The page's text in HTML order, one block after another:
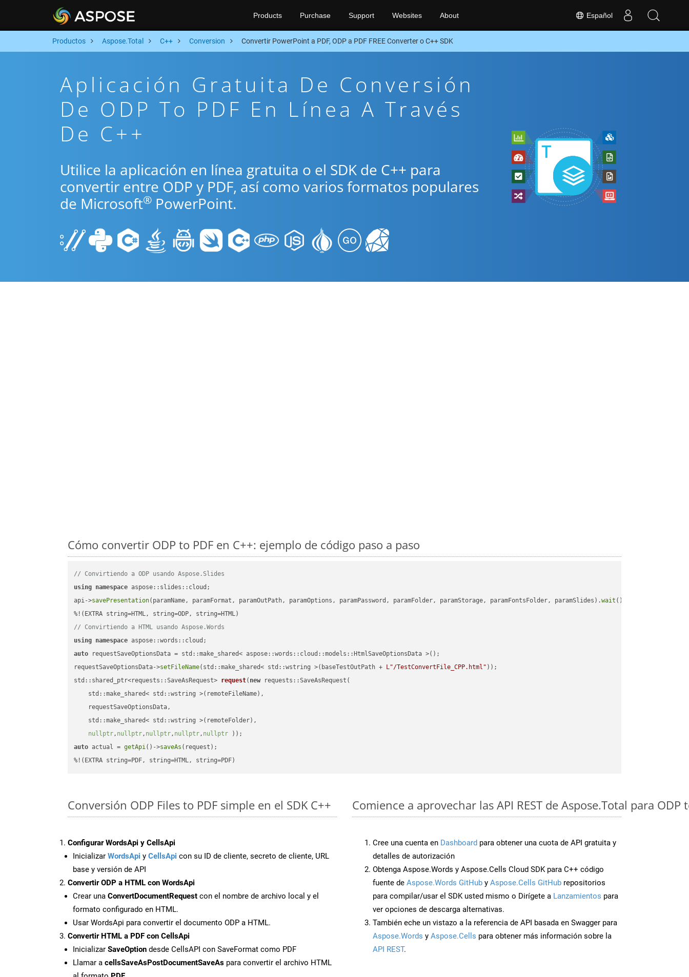
Español
Products Purchase Support Websites About
Productos Aspose.Total C++ Conversion Convertir PowerPoint a PDF, ODP a PDF FREE Converter o C++ SDK
Aplicación Gratuita De Conversión
De ODP To PDF En Línea A Través
De C++
Utilice la aplicación en línea gratuita o el SDK de C++ para
convertir entre ODP y PDF, así como varios formatos populares
de Microsoft® PowerPoint.
Cómo convertir ODP to PDF en C++: ejemplo de código paso a paso
// Convirtiendo a ODP usando Aspose.Slides
using namespace aspose::slides::cloud;
api->savePresentation(paramName, paramFormat, paramOutPath, paramOptions, paramPassword, paramFolder, paramStorage, paramFontsFolder, paramSlides).wait ();
// Convirtiendo a HTML usando Aspose.Words
using namespace
auto requestSaveOptionsData = std::make_shared< aspose::words::cloud::models::HtmlSaveOptionsData >();
requestSaveOptionsData->setFileName(std::make_shared< std::wstring >(baseTestOutPath + L"/TestConvertFile_CPP.html"
std::shared_ptr<requests::SaveAsRequest> request( new requests::SaveAsRequest(
    std::make_shared< std::wstring >(remoteFileName),
    requestSaveOptionsData,
    std::make_shared< std::wstring >(remoteFolder),
nullptr, nullptr, nullptr, nullptr, nullptr ))
auto actual = getApi()->saveAs (request);
%!(EXTRA string=PDF, string=HTML, string=PDF)
Conversión ODP Files to PDF simple en el SDK C++
Configurar WordsApi y CellsApi
Inicializar WordsApi y CellsApi con su ID de cliente, secreto de cliente, URL
base y versión de API
Convertir ODP a HTML con WordsApi
Crear una ConvertDocumentRequest con el nombre de archivo local y el
formato configurado en HTML.
Usar WordsApi para convertir el documento ODP a HTML.
Convertir HTML a PDF con CellsApi
Inicializar SaveOption desde CellsAPI con SaveFormat como PDF
Llamar a cellsSaveAsPostDocumentSaveAs para convertir el archivo HTML
Comience a aprovechar las API REST de Aspose.Total para ODP
Cree una cuenta en Dashboard para obtener una cuota de API gratuita y
detalles de autorización
Obtenga Aspose.Words y Aspose.Cells Cloud SDK para C++ código
fuente de Aspose.Words GitHub y Aspose.Cells GitHub repositorios
para compilar/usar el SDK usted mismo o Dirígete a Lanzamientos para
ver opciones de descarga alternativas.
También eche un vistazo a la referencia de API basada en Swagger para
Aspose.Words y Aspose.Cells para obtener más información sobre la
API REST.